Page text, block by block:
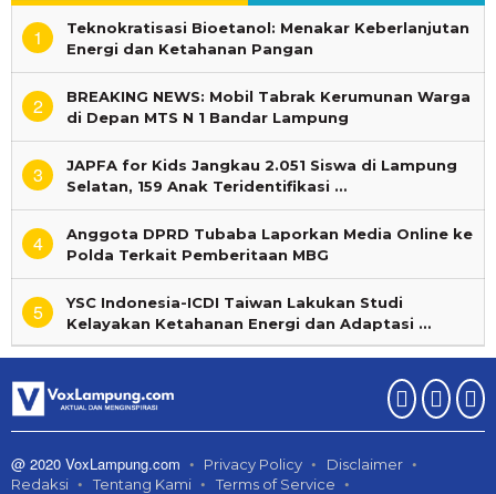
1
Teknokratisasi Bioetanol: Menakar Keberlanjutan
Energi dan Ketahanan Pangan
2
BREAKING NEWS: Mobil Tabrak Kerumunan Warga
di Depan MTS N 1 Bandar Lampung
3
JAPFA for Kids Jangkau 2.051 Siswa di Lampung
Selatan, 159 Anak Teridentifikasi …
4
Anggota DPRD Tubaba Laporkan Media Online ke
Polda Terkait Pemberitaan MBG
5
YSC Indonesia-ICDI Taiwan Lakukan Studi
Kelayakan Ketahanan Energi dan Adaptasi …
@ 2020 VoxLampung.com Privacy Policy
Disclaimer
Redaksi
Tentang Kami Terms of Service